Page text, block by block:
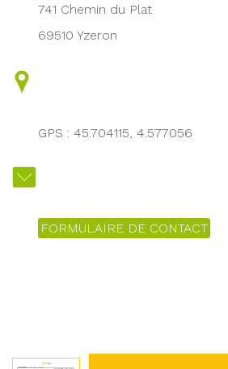
741 Chemin du Plat
69510 Yzeron
GPS : 45.704115, 4.577056
FORMULAIRE DE CONTACT